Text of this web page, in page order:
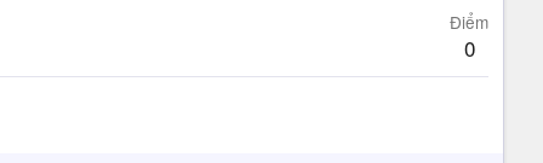
Điểm
0